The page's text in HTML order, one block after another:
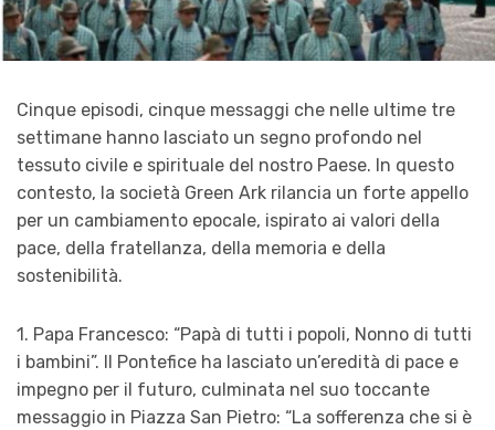
Cinque episodi, cinque messaggi che nelle ultime tre
settimane hanno lasciato un segno profondo nel
tessuto civile e spirituale del nostro Paese. In questo
contesto, la società Green Ark rilancia un forte appello
per un cambiamento epocale, ispirato ai valori della
pace, della fratellanza, della memoria e della
sostenibilità.
1. Papa Francesco: “Papà di tutti i popoli, Nonno di tutti
i bambini”. Il Pontefice ha lasciato un’eredità di pace e
impegno per il futuro, culminata nel suo toccante
messaggio in Piazza San Pietro: “La sofferenza che si è